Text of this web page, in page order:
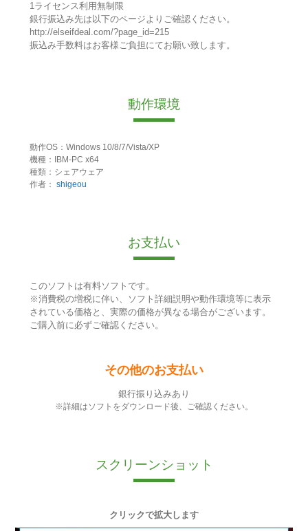
1ライセンス利用無制限
銀行振込み先は以下のページよりご確認ください。
http://elseifdeal.com/?page_id=215
振込み手数料はお客様ご負担にてお願い致します。
動作環境
動作OS：Windows 10/8/7/Vista/XP
機種：IBM-PC x64
種類：シェアウェア
作者： shigeou
お支払い
このソフトは有料ソフトです。
※消費税の増税に伴い、ソフト詳細説明や動作環境等に表示
されている価格と、実際の価格が異なる場合がございます。
ご購入前に必ずご確認ください。
その他のお支払い
銀行振り込みあり
※詳細はソフトをダウンロード後、ご確認ください。
スクリーンショット
クリックで拡大します